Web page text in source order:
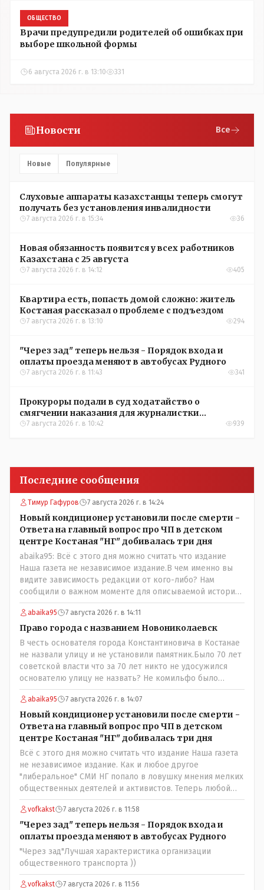
ОБЩЕСТВО
Врачи предупредили родителей об ошибках при
выборе школьной формы
6 августа 2026 г. в 13:10 331
Новости Все
Новые Популярные
Слуховые аппараты казахстанцы теперь смогут
получать без установления инвалидности
7 августа 2026 г. в 15:34 36
Новая обязанность появится у всех работников
Казахстана с 25 августа
7 августа 2026 г. в 14:12 405
Квартира есть, попасть домой сложно: житель
Костаная рассказал о проблеме с подъездом
7 августа 2026 г. в 13:10 294
"Через зад" теперь нельзя - Порядок входа и
оплаты проезда меняют в автобусах Рудного
7 августа 2026 г. в 11:43 341
Прокуроры подали в суд ходатайство о
смягчении наказания для журналистки
Александры Алёховой
7 августа 2026 г. в 10:42 939
Последние сообщения
Тимур Гафуров 7 августа 2026 г. в 14:24
Новый кондиционер установили после смерти -
Ответа на главный вопрос про ЧП в детском
центре Костаная "НГ" добивалась три дня
abaika95: Всё с этого дня можно считать что издание
Наша газета не независимое издание.В чем именно вы
видите зависимость редакции от кого-либо? Нам
сообщили о важном моменте для описываемой истории.
И редакция отреагировала бы дополнительным
исследованием на такие вопрос от любого читателя.
Писать "как надо" редакция не будет. Но мы будем
публиковать полную и объективную информацию. А
потом продолжать тему. если выяснятся новые
обстоятельства.
abaika95 7 августа 2026 г. в 14:11
Право города с названием Новониколаевск
В честь основателя города Константиновича в Костанае
не назвали улицу и не установили памятник.Было 70 лет
советской власти что за 70 лет никто не удосужился
основателю улицу не назвать? Не комильфо было
генерал-губернаторам улицы дарить? При СССР что то
знали о нем такое нехорошее? Ну и сейчас значит не
надо. Обойдёмся как-нибудь vofkakst: Где ономасты,
которые топят за возвращение исторических
названийТак вернули же историческое Кустанай
коренное название городишка
abaika95 7 августа 2026 г. в 14:07
Новый кондиционер установили после смерти -
Ответа на главный вопрос про ЧП в детском
центре Костаная "НГ" добивалась три дня
Всё с этого дня можно считать что издание Наша газета
не независимое издание. Как и любое другое
"либеральное" СМИ НГ попало в ловушку мнения мелких
общественных деятелей и активистов. Теперь любой
активист и НПОшник будет поносить и диктовать
условия газете информационно бомбордируя ее пока та
не начнет писать "как надо" определенному кругу лиц.
Редакторская политика, коллектив журналистов уже
ниче не значат. Прискорбно и иронично
vofkakst 7 августа 2026 г. в 11:58
"Через зад" теперь нельзя - Порядок входа и
оплаты проезда меняют в автобусах Рудного
"Через зад"Лучшая характеристика организации
общественного транспорта ))
vofkakst 7 августа 2026 г. в 11:56